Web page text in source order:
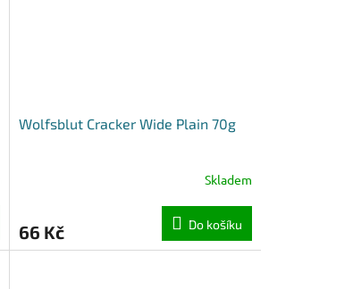
Wolfsblut Cracker Wide Plain 70g
Skladem
66 Kč Do košíku